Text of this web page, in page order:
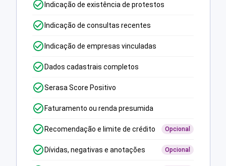
Indicação de existência de protestos
Indicação de consultas recentes
Indicação de empresas vinculadas
Dados cadastrais completos
Serasa Score Positivo
Faturamento ou renda presumida
Recomendação e limite de crédito Opcional
Dívidas, negativas e anotações Opcional